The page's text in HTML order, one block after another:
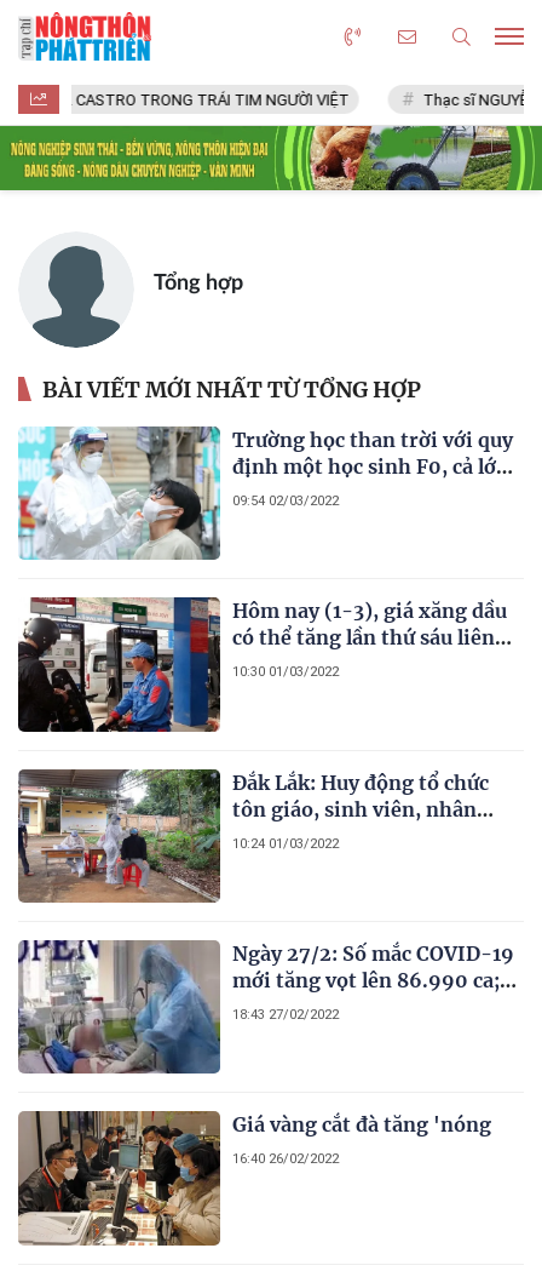
FIDEL CASTRO TRONG TRÁI TIM NGƯỜI VIỆT Thạc sĩ NGUYỄN
Tổng hợp
BÀI VIẾT MỚI NHẤT TỪ TỔNG HỢP
Trường học than trời với quy
định một học sinh F0, cả lớp
phải xét nghiệm
09:54 02/03/2022
Hôm nay (1-3), giá xăng dầu
có thể tăng lần thứ sáu liên
tiếp
10:30 01/03/2022
Đắk Lắk: Huy động tổ chức
tôn giáo, sinh viên, nhân
viên y tế nghỉ hưu tham gia
10:24 01/03/2022
Ngày 27/2: Số mắc COVID-19
mới tăng vọt lên 86.990 ca;
Phú Thọ đăng ký bổ sung
18:43 27/02/2022
Giá vàng cắt đà tăng 'nóng
16:40 26/02/2022